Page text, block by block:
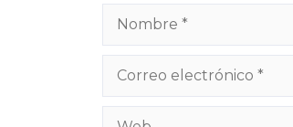
Nombre
Correo
Web